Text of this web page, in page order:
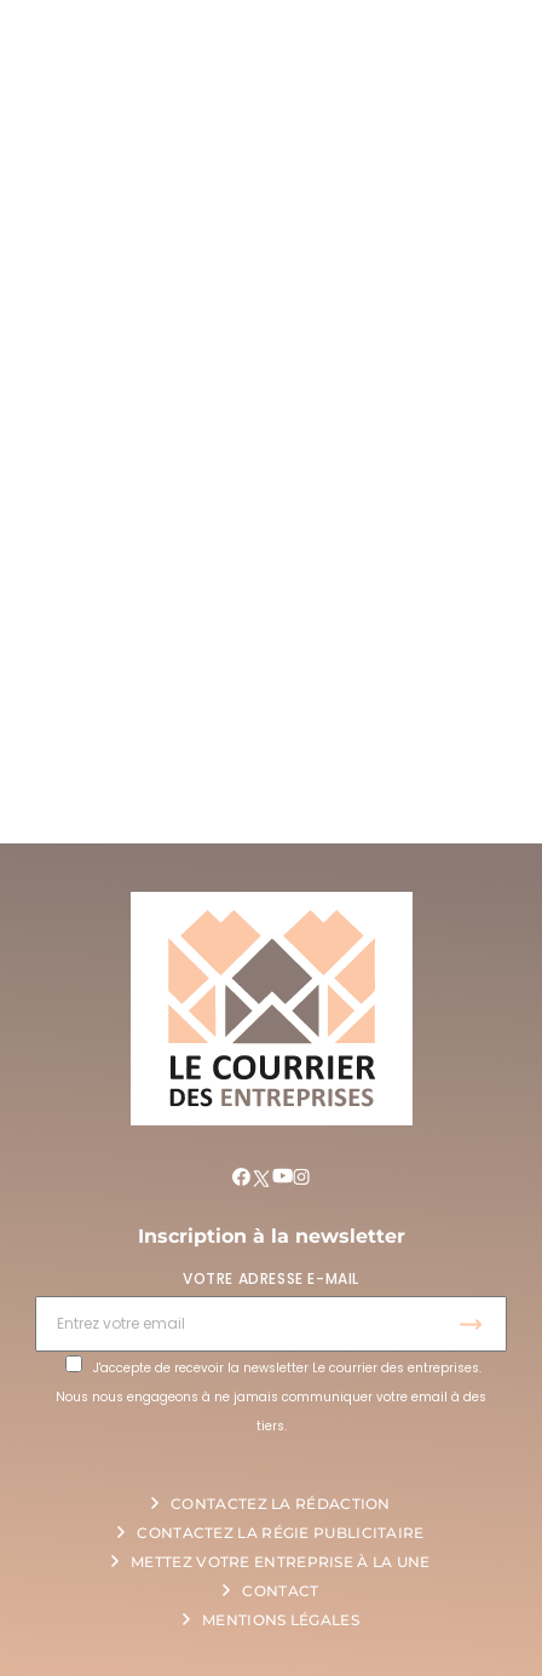
Inscription à la newsletter
VOTRE ADRESSE E-MAIL
J'accepte de recevoir la newsletter Le courrier des entreprises.
Nous nous engageons à ne jamais communiquer votre email à des
tiers.
CONTACTEZ LA RÉDACTION
CONTACTEZ LA RÉGIE PUBLICITAIRE
METTEZ VOTRE ENTREPRISE À LA UNE
CONTACT
MENTIONS LÉGALES